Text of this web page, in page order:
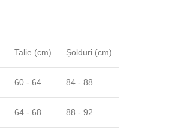
Talie (cm) Șolduri (cm)
60 - 64 84 - 88
64 - 68 88 - 92